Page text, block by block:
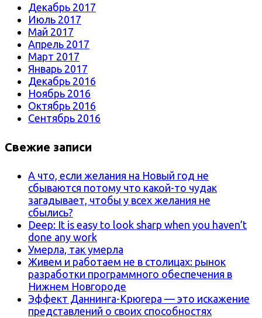
Декабрь 2017
Июль 2017
Май 2017
Апрель 2017
Март 2017
Январь 2017
Декабрь 2016
Ноябрь 2016
Октябрь 2016
Сентябрь 2016
Свежие записи
А что, если желания на Новый год не
сбываются потому что какой-то чудак
загадывает, чтобы у всех желания не
сбылись?
Deep: It is easy to look sharp when you haven’t
done any work
Умерла, так умерла
Живем и работаем не в столицах: рынок
разработки программного обеспечения в
Нижнем Новгороде
Эффект Даннинга-Крюгера — это искажение
представлений о своих способностях